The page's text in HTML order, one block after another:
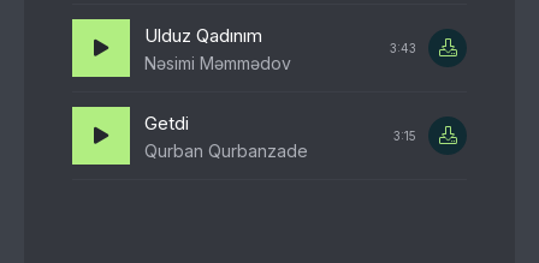
Ulduz Qadınım
Nəsimi Məmmədov
3:43
Getdi
Qurban Qurbanzade
3:15